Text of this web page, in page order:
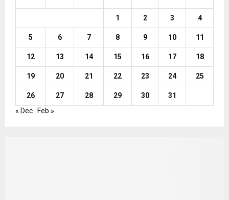
1 2 3 4
5 6 7 8 9 10 11
12 13 14 15 16 17 18
19 20 21 22 23 24 25
26 27 28 29 30
31
« Dec
Feb »